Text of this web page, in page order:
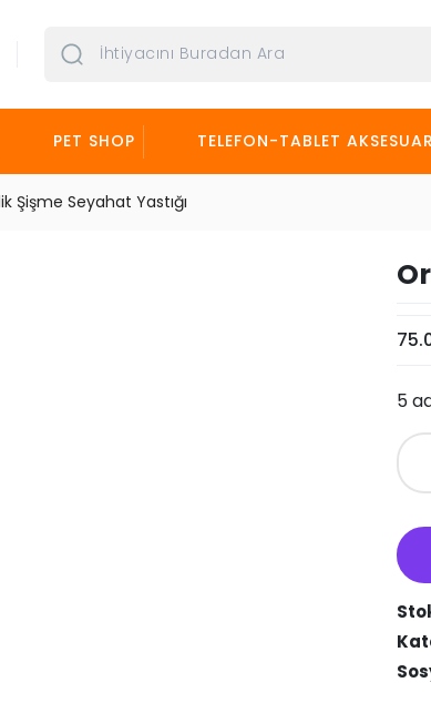
PET SHOP TELEFON-TABLET AKSESUAR
Şişme Seyahat Yastığı
5